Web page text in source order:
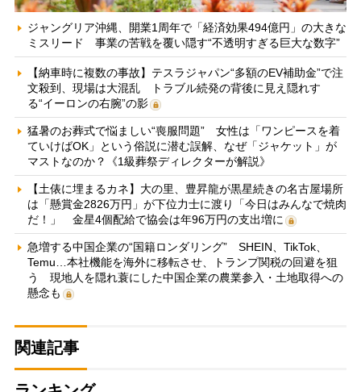
ジャングリア沖縄、開業1周年で「経済効果494億円」の大きな
ミスリード 事業の苦戦を覆い隠す“不透明すぎる巨大な数字”
【納車時に複数の事故】テスラジャパン“多額のEV補助金”で注
文殺到、現場は大混乱 トラブル続発の背後に見え隠れす
る“イーロンの右腕”の影
猛暑のお葬式で悩ましい“喪服問題” 女性は「ワンピースを着
ていけばOK」という俗説に潜む誤解、なぜ「ジャケット」が
マストなのか？《1級葬祭ディレクターが解説》
【土俵に埋まるカネ】大の里、豊昇龍が黒星続きの名古屋場所
は「懸賞金2826万円」が下位力士に渡り「今日はみんなで焼肉
だ！」 金星4個配給で協会は年96万円の支出増に
急増する中国企業の“国籍ロンダリング” SHEIN、TikTok、
Temu…本社機能を海外に移転させ、トランプ関税の回避を狙
う 現地人を隠れ蓑にした中国企業の農業参入・土地取得への
懸念も
関連記事